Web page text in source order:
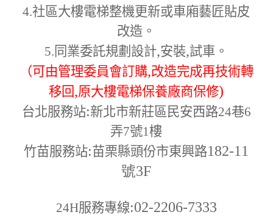
4.社區大樓電梯整機更新或車廂藝匠貼皮
改造。
5. 同業委託規劃設計,安裝,試車。
（可由管理委員會訂購,改造完成再技術轉
移回,原大樓電梯保養廠商保修)
台北服務站:新北市新莊區民安西路24巷6
弄7號1樓
竹苗服務站:苗栗縣頭份市東興路182-11
號3F
24H服務專線:02-2206-7333